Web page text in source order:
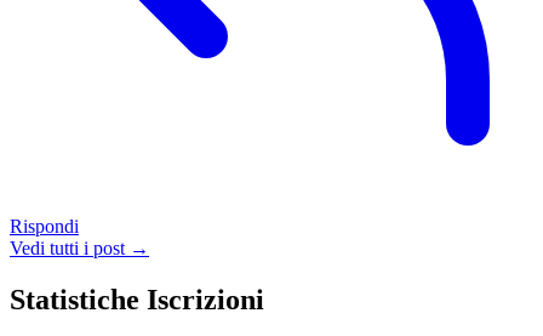
Rispondi
Vedi tutti i post →
Statistiche Iscrizioni